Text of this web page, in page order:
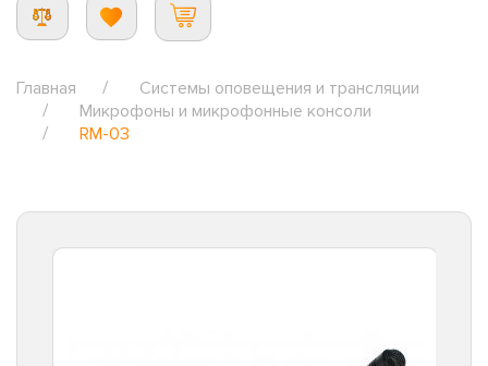
Главная
Системы оповещения и трансляции
Микрофоны и микрофонные консоли
RM-03